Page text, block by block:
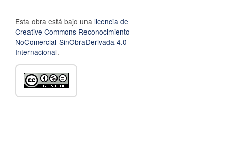
Esta obra está bajo una licencia de
Creative Commons Reconocimiento-
NoComercial-SinObraDerivada 4.0
Internacional.